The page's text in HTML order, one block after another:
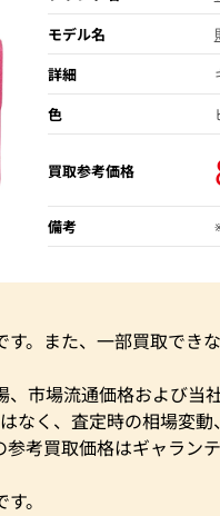
モデル名
詳細
色
買取参考価格
備考
。また、一部買取でき
市場流通価格および当
なく、査定時の相場変動
考買取価格はギャラン
。